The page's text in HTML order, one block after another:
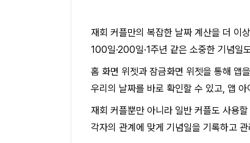
재회 커플만의 복잡한 날짜 계산을 더 이
100일·200일·1주년 같은 소중한 기념일
홈 화면 위젯과 잠금화면 위젯을 통해 앱
우리의 날짜를 바로 확인할 수 있고, 앱
재회 커플뿐만 아니라 일반 커플도 사용
각자의 관계에 맞게 기념일을 기록하고